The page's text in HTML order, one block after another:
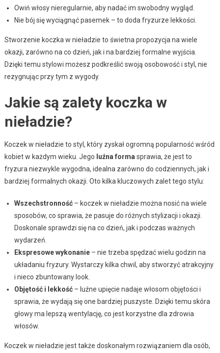
Owiń włosy nieregularnie, aby nadać im swobodny wygląd.
Nie bój się wyciągnąć pasemek – to doda fryzurze lekkości.
Stworzenie koczka w nieładzie to świetna propozycja na wiele
okazji, zarówno na co dzień, jak i na bardziej formalne wyjścia.
Dzięki temu stylowi możesz podkreślić swoją osobowość i styl, nie
rezygnując przy tym z wygody.
Jakie są zalety koczka w
nieładzie?
Koczek w nieładzie to styl, który zyskał ogromną popularność wśród
kobiet w każdym wieku. Jego luźna forma sprawia, że jest to
fryzura niezwykle wygodna, idealna zarówno do codziennych, jak i
bardziej formalnych okazji. Oto kilka kluczowych zalet tego stylu:
Wszechstronność– koczek w nieładzie można nosić na wiele
sposobów, co sprawia, że pasuje do różnych stylizacji i okazji.
Doskonale sprawdzi się na co dzień, jak i podczas ważnych
wydarzeń.
Ekspresowe wykonanie– nie trzeba spędzać wielu godzin na
układaniu fryzury. Wystarczy kilka chwil, aby stworzyć atrakcyjny
i nieco zbuntowany look.
Objętość i lekkość– luźne upięcie nadaje włosom objętości i
sprawia, że wydają się one bardziej puszyste. Dzięki temu skóra
głowy ma lepszą wentylację, co jest korzystne dla zdrowia
włosów.
Koczek w nieładzie jest także doskonałym rozwiązaniem dla osób,